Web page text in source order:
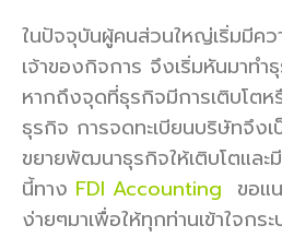
ในปัจจุบันผู้คนส่วนใหญ่เริ่มมีคว
เจ้าของกิจการ จึงเริ่มหันมาทำ
หากถึงจุดที่ธุรกิจมีการเติบโตห
ธุรกิจ การจดทะเบียนบริษัทจึงเ
ขยายพัฒนาธุรกิจให้เติบโตและ
นี้ทาง FDI Accounting ขอแ
ง่ายๆมาเพื่อให้ทุกท่านเข้าใจกร